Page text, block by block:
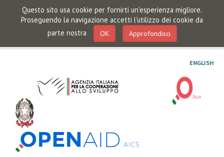
Questo sito usa cookie per fornirti un'esperienza migliore.
Proseguendo la navigazione accetti l'utilizzo dei cookie da
parte nostra
OK Approfondisci
ENGLISH